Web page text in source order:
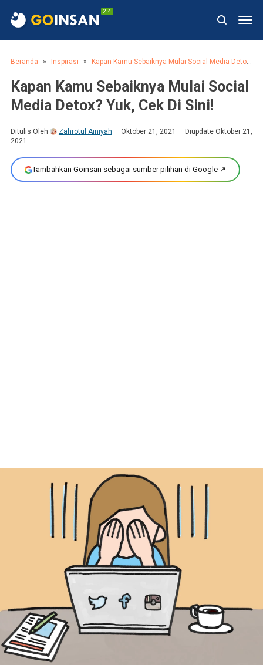
2.4
Beranda Inspirasi Kapan Kamu Sebaiknya Mulai Social Media Detox? Yuk, Cek Di Sini!
Kapan Kamu Sebaiknya Mulai Social
Media Detox? Yuk, Cek Di Sini!
Ditulis Oleh Zahrotul Ainiyah Oktober 21, 2021 — Diupdate Oktober 21,
2021
Tambahkan Goinsan sebagai sumber pilihan di Google ↗